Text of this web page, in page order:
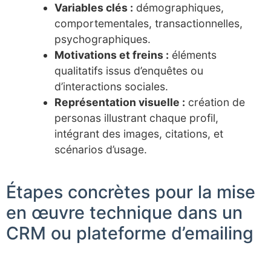
Variables clés : démographiques,
comportementales, transactionnelles,
psychographiques.
Motivations et freins : éléments
qualitatifs issus d’enquêtes ou
d’interactions sociales.
Représentation visuelle : création de
personas illustrant chaque profil,
intégrant des images, citations, et
scénarios d’usage.
Étapes concrètes pour la mise
en œuvre technique dans un
CRM ou plateforme d’emailing